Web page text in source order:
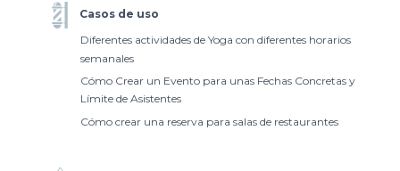
Casos de uso
Diferentes actividades de Yoga con diferentes horarios
semanales
Cómo Crear un Evento para unas Fechas Concretas y
Límite de Asistentes
Cómo crear una reserva para salas de restaurantes